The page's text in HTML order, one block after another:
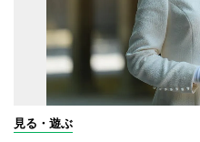
見る・遊ぶ